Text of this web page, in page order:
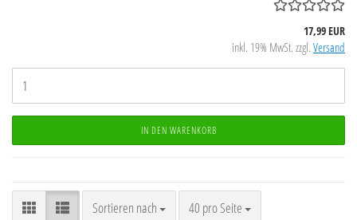
17,99 EUR
inkl. 19% MwSt. zzgl. Versand
IN DEN WARENKORB
Sortieren nach
Sortieren nach 40 pro Seite
pro Seite